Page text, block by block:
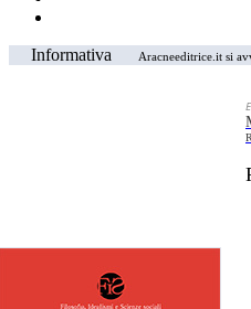
Informativa Aracneeditrice.it si